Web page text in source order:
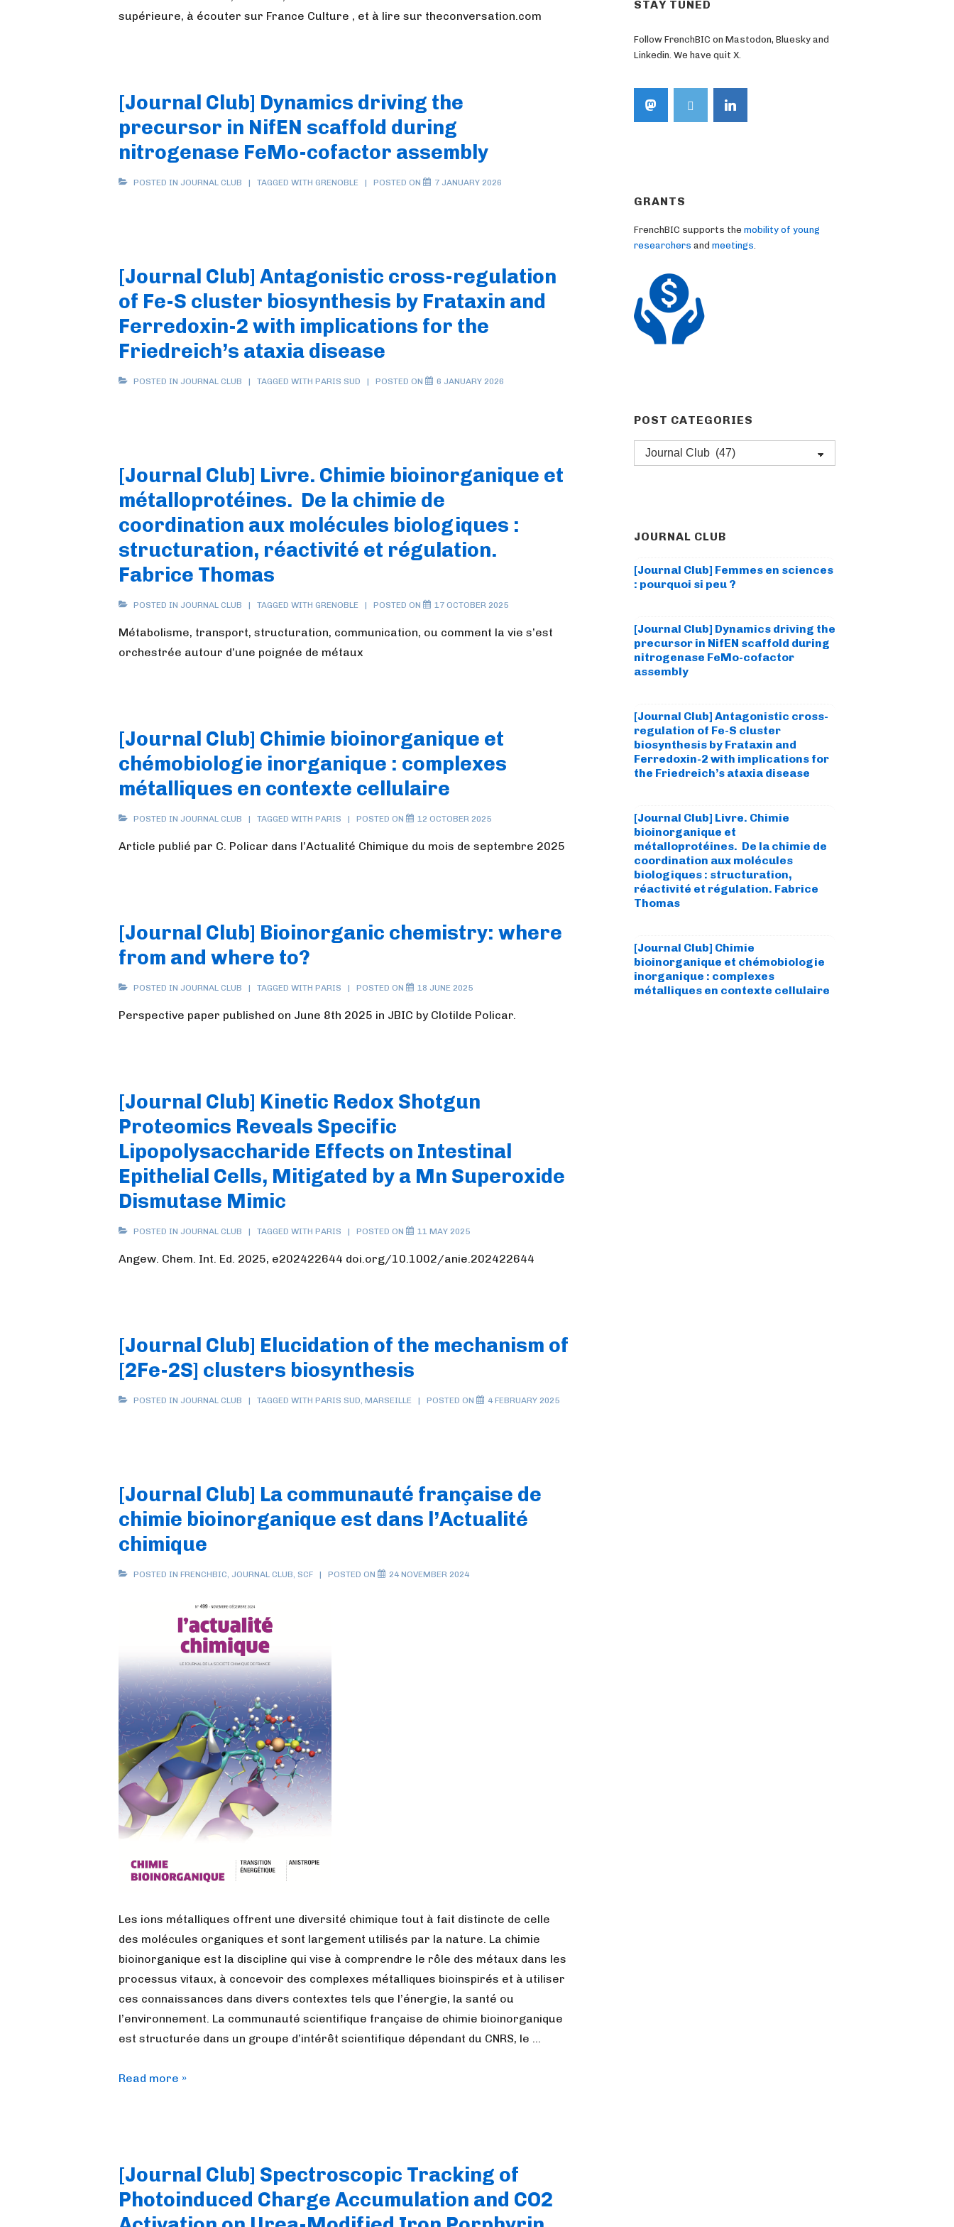
supérieure, à écouter sur France Culture , et à lire sur theconversation.com
[Journal Club] Dynamics driving the
precursor in NifEN scaffold during
nitrogenase FeMo-cofactor assembly
POSTED IN JOURNAL CLUB TAGGED WITH GRENOBLE POSTED ON 7 JANUARY 2026
[Journal Club] Antagonistic cross-regulation
of Fe-S cluster biosynthesis by Frataxin and
Ferredoxin-2 with implications for the
Friedreich’s ataxia disease
POSTED IN JOURNAL CLUB TAGGED WITH PARIS SUD POSTED ON 6 JANUARY 2026
[Journal Club] Livre. Chimie bioinorganique et
métalloprotéines. De la chimie de
coordination aux molécules biologiques :
structuration, réactivité et régulation.
Fabrice Thomas
POSTED IN JOURNAL CLUB TAGGED WITH GRENOBLE POSTED ON 17 OCTOBER 2025
Métabolisme, transport, structuration, communication, ou comment la vie s’est
orchestrée autour d’une poignée de métaux
[Journal Club] Chimie bioinorganique et
chémobiologie inorganique : complexes
métalliques en contexte cellulaire
POSTED IN JOURNAL CLUB TAGGED WITH PARIS POSTED ON 12 OCTOBER 2025
Article publié par C. Policar dans l’Actualité Chimique du mois de septembre 2025
[Journal Club] Bioinorganic chemistry: where
from and where to?
POSTED IN JOURNAL CLUB TAGGED WITH PARIS POSTED ON 18 JUNE 2025
Perspective paper published on June 8th 2025 in JBIC by Clotilde Policar.
[Journal Club] Kinetic Redox Shotgun
Proteomics Reveals Specific
Lipopolysaccharide Effects on Intestinal
Epithelial Cells, Mitigated by a Mn Superoxide
Dismutase Mimic
POSTED IN JOURNAL CLUB TAGGED WITH PARIS POSTED ON 11 MAY 2025
Angew. Chem. Int. Ed. 2025, e202422644 doi.org/10.1002/anie.202422644
[Journal Club] Elucidation of the mechanism of
[2Fe-2S] clusters biosynthesis
POSTED IN JOURNAL CLUB TAGGED WITH PARIS SUD, MARSEILLE POSTED ON 4 FEBRUARY 2025
[Journal Club] La communauté française de
chimie bioinorganique est dans l’Actualité
chimique
POSTED IN FRENCHBIC, JOURNAL CLUB, SCF POSTED ON 24 NOVEMBER 2024
Les ions métalliques offrent une diversité chimique tout à fait distincte de celle
des molécules organiques et sont largement utilisés par la nature. La chimie
bioinorganique est la discipline qui vise à comprendre le rôle des métaux dans les
processus vitaux, à concevoir des complexes métalliques bioinspirés et à utiliser
ces connaissances dans divers contextes tels que l’énergie, la santé ou
l’environnement. La communauté scientifique française de chimie bioinorganique
est structurée dans un groupe d’intérêt scientifique dépendant du CNRS, le …
[Journal
de
chimie
bioinorganique
Read more »
[Journal Club] Spectroscopic Tracking of
Photoinduced Charge Accumulation and CO2
STAY TUNED
Follow FrenchBIC on Mastodon, Bluesky and
Linkedin. We have quit X.
GRANTS
FrenchBIC supports the mobility of young
researchers and meetings
POST CATEGORIES
Post
categories
JOURNAL CLUB
[Journal Club] Femmes en sciences
: pourquoi si peu ?
[Journal Club] Dynamics driving the
precursor in NifEN scaffold during
nitrogenase FeMo-cofactor
assembly
[Journal Club] Antagonistic cross-
regulation of Fe-S cluster
biosynthesis by Frataxin and
Ferredoxin-2 with implications for
the Friedreich’s ataxia disease
[Journal Club] Livre. Chimie
bioinorganique et
métalloprotéines. De la chimie de
coordination aux molécules
biologiques : structuration,
réactivité et régulation. Fabrice
Thomas
[Journal Club] Chimie
bioinorganique et chémobiologie
inorganique : complexes
métalliques en contexte cellulaire